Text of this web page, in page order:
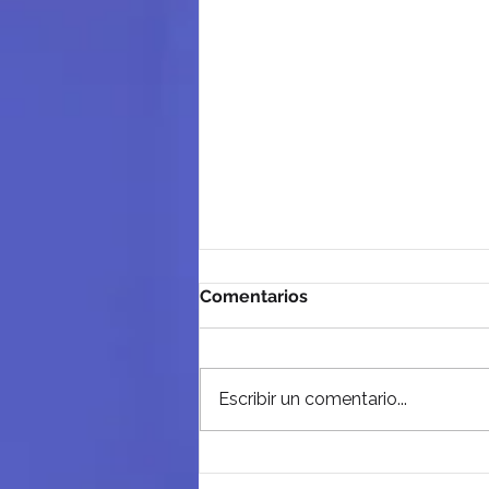
Comentarios
Escribir un comentario...